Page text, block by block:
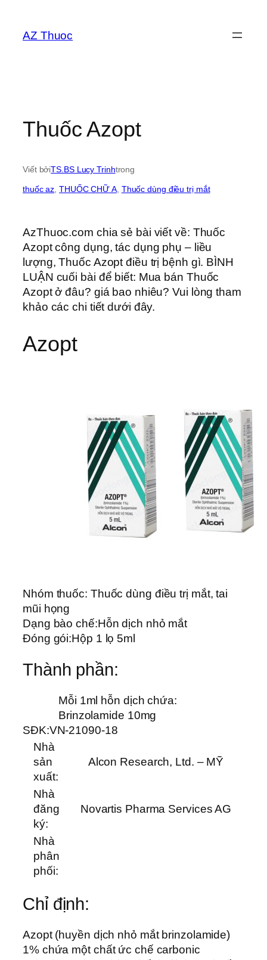
phầnAZ Thuoc
Thuốc Azopt
Viết bởiTS.BS Lucy Trinhtrong
thuốc az , THUỐC CHỮ A, Thuốc dùng điều trị mắt
AzThuoc.com chia sẻ bài viết về: Thuốc
Azopt công dụng, tác dụng phụ – liều
lượng, Thuốc Azopt điều trị bệnh gì. BÌNH
LUẬN cuối bài để biết: Mua bán Thuốc
Azopt ở đâu? giá bao nhiêu? Vui lòng tham
khảo các chi tiết dưới đây.
Azopt
Nhóm thuốc: Thuốc dùng điều trị mắt, tai
mũi họng
Dạng bào chế:Hỗn dịch nhỏ mắt
Đóng gói:Hộp 1 lọ 5ml
Thành phần:
Mỗi 1ml hỗn dịch chứa:
Brinzolamide 10mg
SĐK:VN-21090-18
Nhà
sản
xuất:
Alcon Research, Ltd. – MỸ
Nhà
đăng
ký:
Novartis Pharma Services AG
Nhà
phân
phối:
Chỉ định:
Azopt (huyền dịch nhỏ mắt brinzolamide)
1% chứa một chất ức chế carbonic